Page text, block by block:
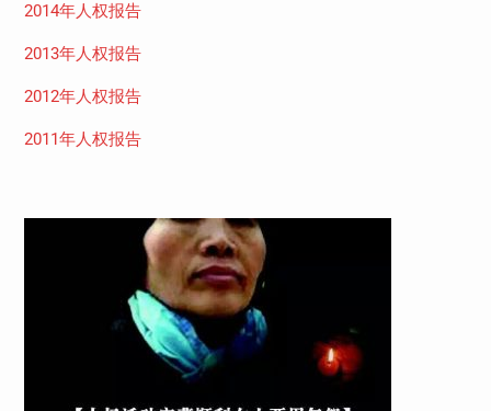
2014年人权报告
2013年人权报告
2012年人权报告
2011年人权报告